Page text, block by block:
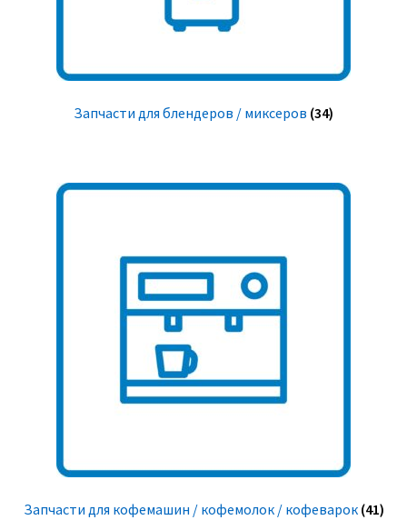
Запчасти для блендеров / миксеров (34)
Запчасти для кофемашин / кофемолок / кофеварок (41)